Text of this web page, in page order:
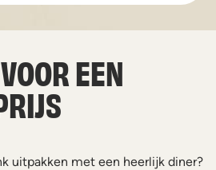
EEN
uitpakken met een heerlijk diner?